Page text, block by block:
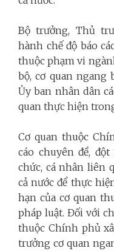
Bộ trưởng, Thủ
hành chế độ báo
thuộc phạm vi
bộ, cơ quan ngang
Ủy ban nhân dân
quan thực hiện
Cơ quan thuộc
cáo chuyên đề,
chức, cá nhân liên
cả nước để thực
hạn của cơ quan
pháp luật. Đối với
thuộc Chính phủ
trưởng cơ quan